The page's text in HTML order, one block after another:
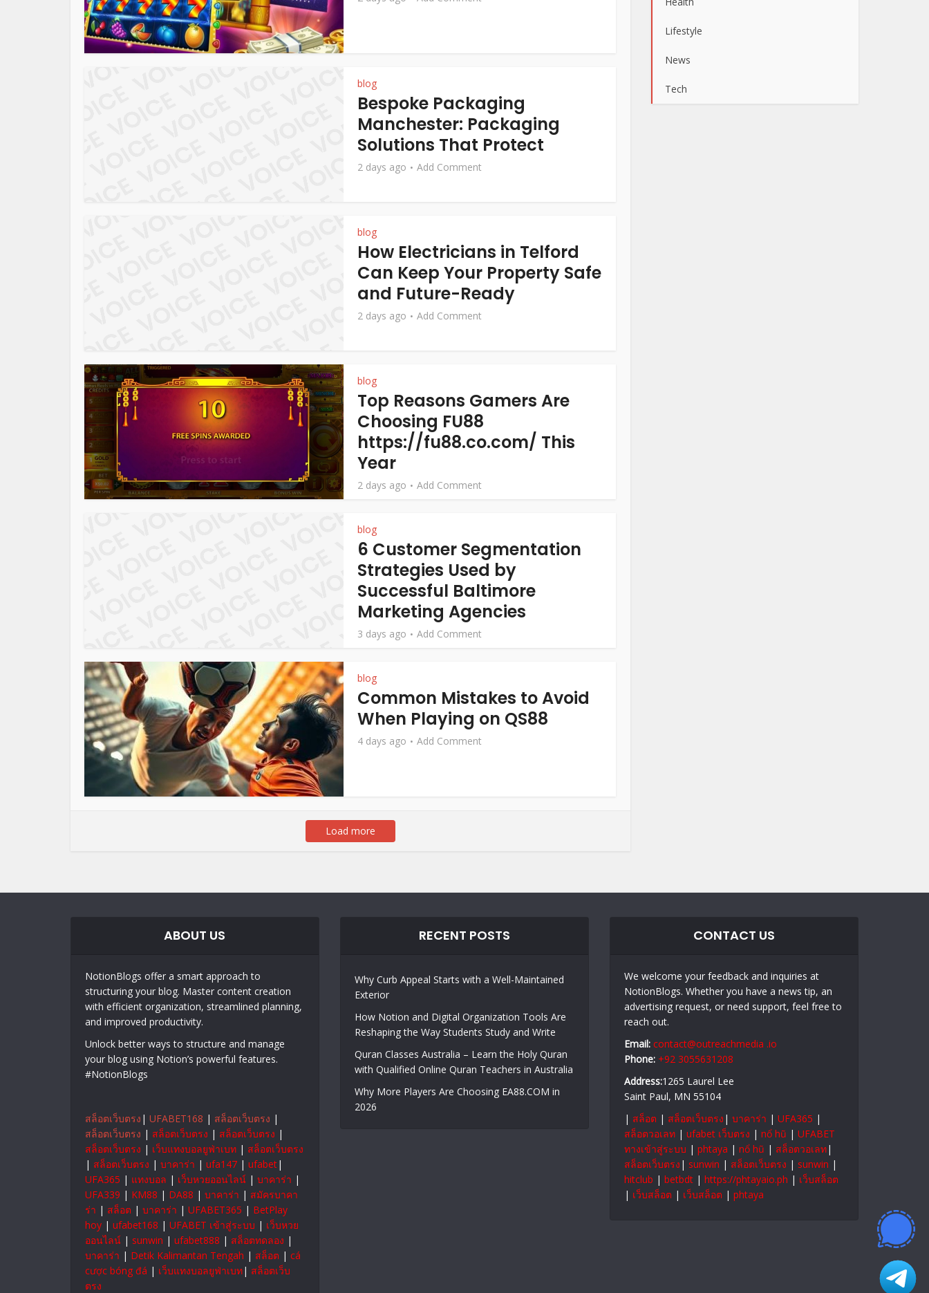
blog
Bespoke Packaging
Manchester: Packaging
Solutions That Protect
2 days ago Add Comment
blog
How Electricians in Telford
Can Keep Your Property Safe
and Future-Ready
2 days ago Add Comment
blog
Top Reasons Gamers Are
Choosing FU88
https://fu88.co.com/ This
Year
2 days ago Add Comment
blog
6 Customer Segmentation
Strategies Used by
Successful Baltimore
Marketing Agencies
3 days ago Add Comment
blog
Common Mistakes to Avoid
When Playing on QS88
4 days ago Add Comment
Load more
Lifestyle
News
Tech
ABOUT US
NotionBlogs offer a smart approach to
structuring your blog. Master content creation
with efficient organization, streamlined planning,
and improved productivity.
Unlock better ways to structure and manage
your blog using Notion’s powerful features.
#NotionBlogs
สล็อตเว็บตรง | UFABET168 | สล็อตเว็บตรง |
สล็อตเว็บตรง | สล็อตเว็บตรง | สล็อตเว็บตรง |
สล็อตเว็บตรง | เว็บแทงบอลยูฟ่าเบท | สล็อตเว็บตรง
| สล็อตเว็บตรง | บาคาร่า | ufa147 | ufabet|
UFA365 | แทงบอล | เว็บหวยออนไลน์ | บาคาร่า |
UFA339 | KM88 | DA88 | บาคาร่า | สมัครบาคา
ร่า | สล็อต | บาคาร่า | UFABET365 | BetPlay
hoy | ufabet168 | UFABET เข้าสู่ระบบ | เว็บหวย
ออนไลน์ | sunwin | ufabet888 | สล็อตทดลอง |
บาคาร่า | Detik Kalimantan Tengah | สล็อต | cá
cược bóng đá | เว็บแทงบอลยูฟ่าเบท| สล็อตเว็บ
ตรง
RECENT POSTS
Why Curb Appeal Starts with a Well-Maintained
Exterior
How Notion and Digital Organization Tools Are
Reshaping the Way Students Study and Write
Quran Classes Australia – Learn the Holy Quran
with Qualified Online Quran Teachers in Australia
Why More Players Are Choosing EA88.COM in
2026
CONTACT US
We welcome your feedback and inquiries at
NotionBlogs. Whether you have a news tip, an
advertising request, or need support, feel free to
reach out.
Email: contact@outreachmedia .io
Phone: +92 3055631208
Address:1265 Laurel Lee
Saint Paul, MN 55104
| สล็อต | สล็อตเว็บตรง |บาคาร่า |UFA365 |
สล็อตวอเลท |ufabet เว็บตรง |nổ hũ |UFABET
ทางเข้าสู่ระบบ |phtaya |nổ hũ | สล็อตวอเลท|
สล็อตเว็บตรง | sunwin | สล็อตเว็บตรง | sunwin |
hitclub |betbdt |https://phtayaio.ph | เว็บสล็อต
| เว็บสล็อต | เว็บสล็อต |phtaya